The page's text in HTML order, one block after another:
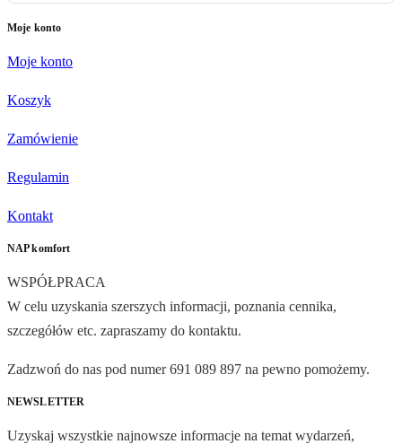
Moje konto
Moje konto
Koszyk
Zamówienie
Regulamin
Kontakt
NAP komfort
WSPÓŁPRACA
W celu uzyskania szerszych informacji, poznania cennika,
szczegółów etc. zapraszamy do kontaktu.
Zadzwoń do nas pod numer 691 089 897 na pewno pomożemy.
NEWSLETTER
Uzyskaj wszystkie najnowsze informacje na temat wydarzeń,